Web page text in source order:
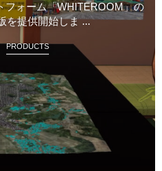
フォーム「WHITEROOM」の
を提供開始しま ...
PRODUCTS